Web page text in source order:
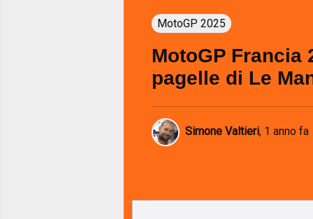
MotoGP 2025
MotoGP Francia
pagelle di Le
Simone Valtieri, 1 anno fa